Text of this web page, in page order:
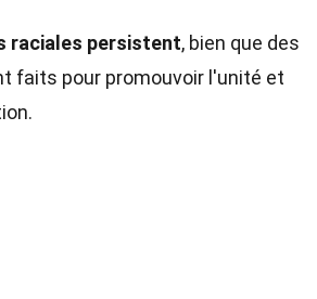
raciales persistent, bien que des
faits pour promouvoir l'unité et